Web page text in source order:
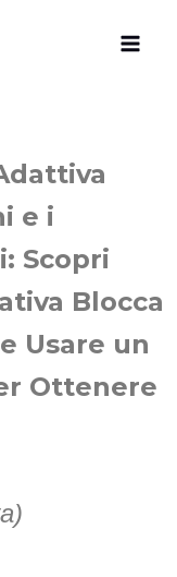
e i
Scopri
Blocca
Usare un
Ottenere